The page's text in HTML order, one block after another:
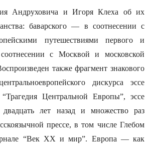
Андруховича и Игоря Клеха об их
баварского — в соотнесении с
путешествиями первого и
с Москвой и московской
также фрагмент знакового
дискурса эссе
Центральной Европы”, эссе
лет назад и множество раз
прессе, в том числе Глебом
“Век XX и мир”. Европа — как